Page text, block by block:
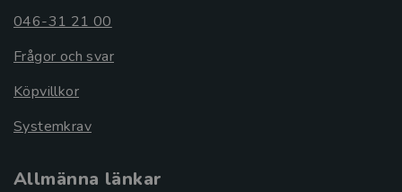
046-31 21 00
Frågor och svar
Köpvillkor
Systemkrav
Allmänna länkar